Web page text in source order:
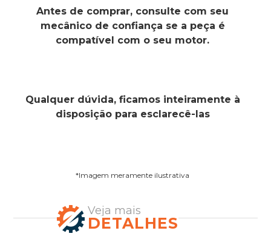
Antes de comprar, consulte com seu
mecânico de confiança se a peça é
compatível com o seu motor.
Qualquer dúvida, ficamos inteiramente à
disposição para esclarecê-las
*Imagem meramente ilustrativa
Veja mais
DETALHES